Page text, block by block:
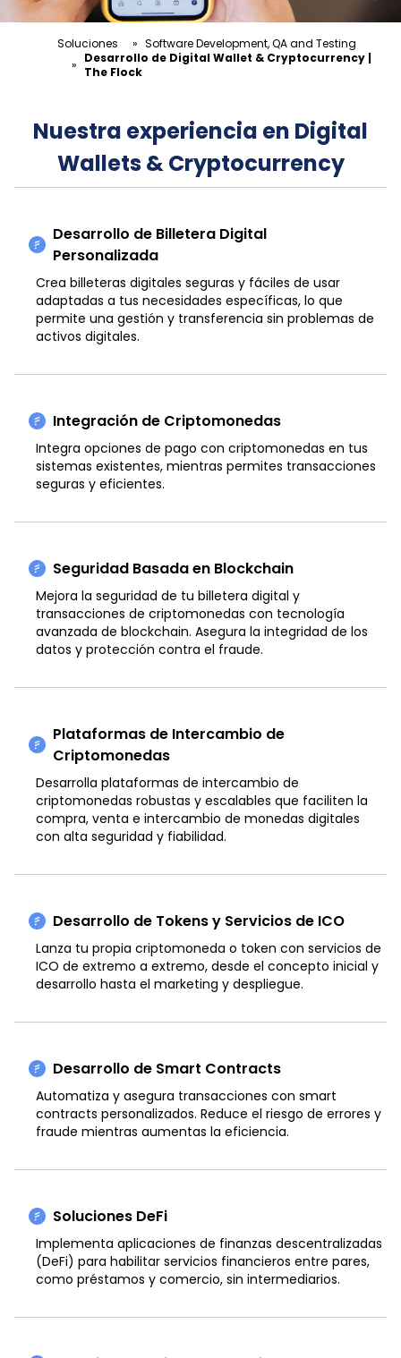
Soluciones » Software Development, QA and Testing
» Desarrollo de Digital Wallet & Cryptocurrency |
The Flock
Nuestra experiencia en Digital
Wallets & Cryptocurrency
Desarrollo de Billetera Digital
Personalizada
Crea billeteras digitales seguras y fáciles de usar
adaptadas a tus necesidades específicas, lo que
permite una gestión y transferencia sin problemas de
activos digitales.
Integración de Criptomonedas
Integra opciones de pago con criptomonedas en tus
sistemas existentes, mientras permites transacciones
seguras y eficientes.
Seguridad Basada en Blockchain
Mejora la seguridad de tu billetera digital y
transacciones de criptomonedas con tecnología
avanzada de blockchain. Asegura la integridad de los
datos y protección contra el fraude.
Plataformas de Intercambio de
Criptomonedas
Desarrolla plataformas de intercambio de
criptomonedas robustas y escalables que faciliten la
compra, venta e intercambio de monedas digitales
con alta seguridad y fiabilidad.
Desarrollo de Tokens y Servicios de ICO
Lanza tu propia criptomoneda o token con servicios de
ICO de extremo a extremo, desde el concepto inicial y
desarrollo hasta el marketing y despliegue.
Desarrollo de Smart Contracts
Automatiza y asegura transacciones con smart
contracts personalizados. Reduce el riesgo de errores y
fraude mientras aumentas la eficiencia.
Soluciones DeFi
Implementa aplicaciones de finanzas descentralizadas
(DeFi) para habilitar servicios financieros entre pares,
como préstamos y comercio, sin intermediarios.